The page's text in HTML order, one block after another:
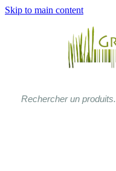
Skip to main content